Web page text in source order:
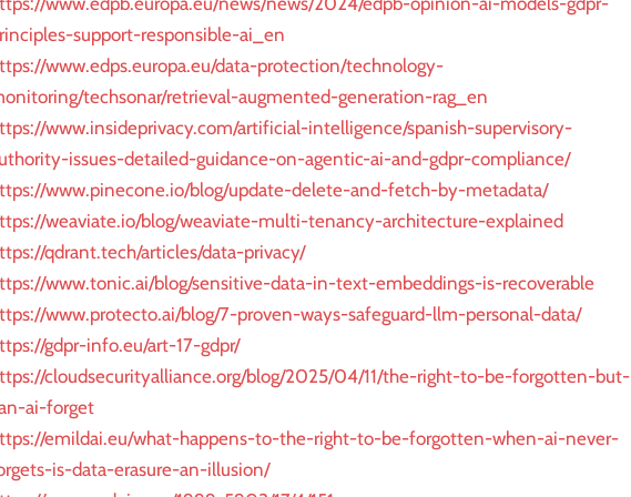
support-responsible-ai_en
www.edps.europa.eu/data-protection/technology-
techsonar/retrieval-augmented-generation-rag_en
www.insideprivacy.com/artificial-intelligence/spanish-supervisory-
issues-detailed-guidance-on-agentic-ai-and-gdpr-compliance/
www.pinecone.io/blog/update-delete-and-fetch-by-metadata/
weaviate.io/blog/weaviate-multi-tenancy-architecture-explained
qdrant.tech/articles/data-privacy/
www.tonic.ai/blog/sensitive-data-in-text-embeddings-is-recoverable
www.protecto.ai/blog/7-proven-ways-safeguard-llm-personal-data/
gdpr-info.eu/art-17-gdpr/
cloudsecurityalliance.org/blog/2025/04/11/the-right-to-be-forgotten-but-
ai-forget
emildai.eu/what-happens-to-the-right-to-be-forgotten-when-ai-never-
is-data-erasure-an-illusion/